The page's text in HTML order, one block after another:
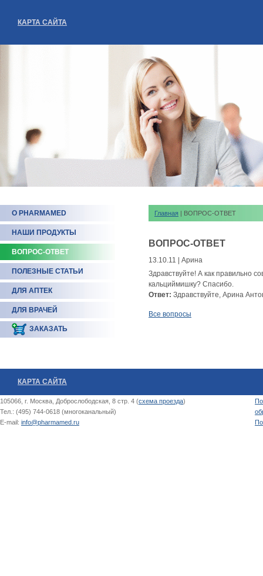
КАРТА САЙТА
О PHARMAMED
НАШИ ПРОДУКТЫ
ВОПРОС-ОТВЕТ
ПОЛЕЗНЫЕ СТАТЬИ
ДЛЯ АПТЕК
ДЛЯ ВРАЧЕЙ
ЗАКАЗАТЬ
Главная | ВОПРОС-ОТВЕТ
ВОПРОС-ОТВЕТ
13.10.11 | Арина
Здравствуйте! А как правильно
кальциймишку? Спасибо.
Ответ: Здравствуйте, Арина
Все вопросы
КАРТА САЙТА
105066, г. Москва, Доброслободская, 8 стр. 4 (схема проезда)
Тел.: (495) 744-0618 (многоканальный)
E-mail: info@pharmamed.ru